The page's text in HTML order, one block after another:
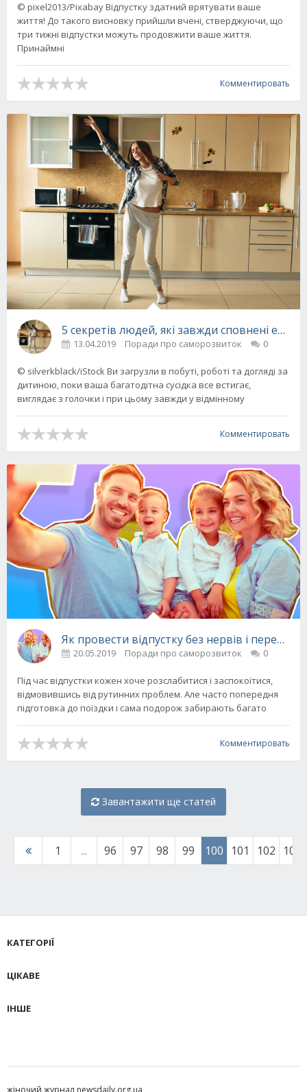
© pixel2013/Pixabay Відпустку здатний врятувати ваше
життя! До такого висновку прийшли вчені, стверджуючи, що
три тижні відпустки можуть продовжити ваше життя.
Принаймні
Комментировать
5 секретів людей, які завжди сповнені енергії
13.04.2019 Поради про саморозвиток 0
© silverkblack/iStock Ви загрузли в побуті, роботі та догляді за
дитиною, поки ваша багатодітна сусідка все встигає,
виглядає з голочки і при цьому завжди у відмінному
Комментировать
Як провести відпустку без нервів і
20.05.2019 Поради про саморозвиток 0
Під час відпустки кожен хоче розслабитися і заспокоїтися,
відмовившись від рутинних проблем. Але часто попередня
підготовка до поїздки і сама подорож забирають багато
Комментировать
Завантажити ще статей
1 ... 96 97 98 99 100 101 102 103
КАТЕГОРІЇ
ЦІКАВЕ
ІНШЕ
жіночий журнал newsdaily.org.ua